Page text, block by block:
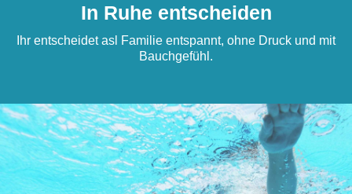
In Ruhe entscheiden
Ihr entscheidet asl Familie entspannt, ohne Druck und mit
Bauchgefühl.